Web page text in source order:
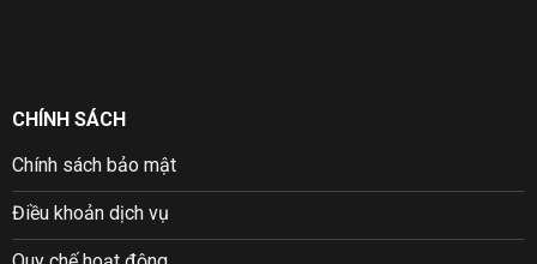
CHÍNH SÁCH
Chính sách bảo mật
Điều khoản dịch vụ